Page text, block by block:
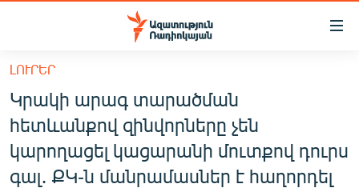
Մատչելիության
հիմնական
բովանդակությանը
Անցնել
հիմնական
մենյուին
Որոնում
ՀԱՅԱՍՏԱՆ
ՔԱՂԱՔԱԿԱՆ
ԸՆՏՐՈՒԹՅՈՒՆՆԵՐ 2026
ԼՈՒՐԵՐ
Կրակի արագ տարածման
հետևանքով զինվորները չեն
կարողացել կացարանի մուտքով դուրս
գալ․ ՔԿ-ն մանրամասներ է հաղորդել